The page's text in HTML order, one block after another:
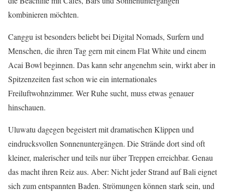
kombinieren möchten.
Canggu ist besonders beliebt bei Digital Nomads, Surfern und
Menschen, die ihren Tag gern mit einem Flat White und einem
Acai Bowl beginnen. Das kann sehr angenehm sein, wirkt aber in
Spitzenzeiten fast schon wie ein internationales
Freiluftwohnzimmer. Wer Ruhe sucht, muss etwas genauer
hinschauen.
Uluwatu dagegen begeistert mit dramatischen Klippen und
eindrucksvollen Sonnenuntergängen. Die Strände dort sind oft
kleiner, malerischer und teils nur über Treppen erreichbar. Genau
das macht ihren Reiz aus. Aber: Nicht jeder Strand auf Bali eignet
sich zum entspannten Baden. Strömungen können stark sein, und